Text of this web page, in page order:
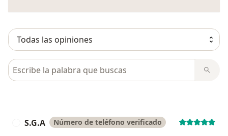
Busca en opiniones
S.G.A Número de teléfono verificado